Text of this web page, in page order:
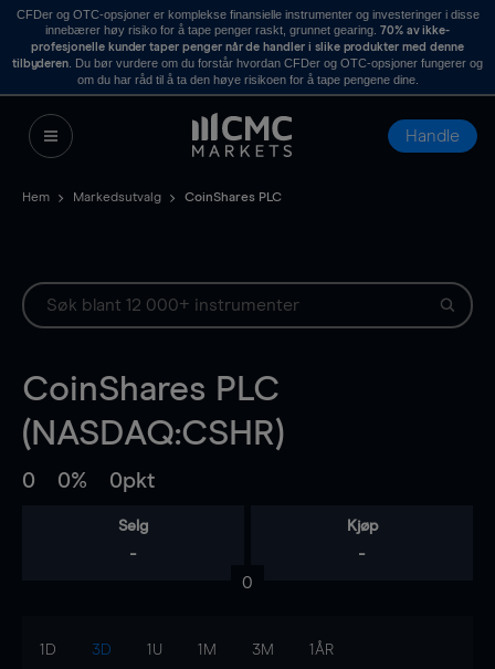
CFDer og OTC-opsjoner er komplekse finansielle instrumenter og investeringer i disse
innebærer høy risiko for å tape penger raskt, grunnet gearing. 70% av ikke-
profesjonelle kunder taper penger når de handler i slike produkter med denne
tilbyderen . Du bør vurdere om du forstår hvordan CFDer og OTC-opsjoner fungerer og
om du har råd til å ta den høye risikoen for å tape pengene dine.
Handle
Hem Markedsutvalg CoinShares PLC
CoinShares PLC
(NASDAQ:CSHR)
0 0% 0pkt
Selg
-
Kjøp
-
0
1D 3D 1U 1M 3M 1ÅR